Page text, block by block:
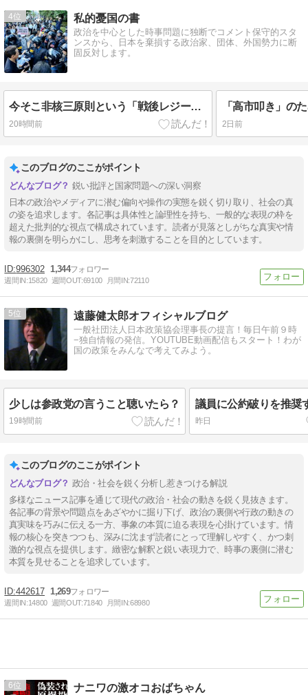
4 私的憂国の書
政治を中心とした時事問題に独断でコメント保守的スタ
ンスから、日本を棄損する政治家、団体、外国勢力に断
固反対します。
今そこ非核三原則という「戦後レジーム」を打ち破れ
20時間前 2日前
このブログのここがポイント
鋭い批評と国家問題への深い洞察
日本の政治やメディアに潜む偏向や操作の実態を鋭く切り取り、社会の真
の姿を追求します。各記事は具体性と論理性を持ち、一般的な表現の枠を
超えた批判的な視点で構成されています。読者が見落としがちな真実や情
報の裏側を明らかにし、思考を刺激することを目的としています。
996302 1,344
週間IN:15820 週間OUT:69100 月間IN:72110
5 遠藤健太郎オフィシャルブログ
一般社団法人日本政策協会理事長の提言！毎日午前９時
−独自情報の発信。YOUTUBE動画配信もスタート！わが
国の政策をみんなで考えてみよう。
少しは参政党の言うこと聴いたら？
19時間前
議員に公約破りを推奨
昨日
このブログのここがポイント
政治・社会を鋭く分析し惹きつける解説
多様なニュース記事を通じて現代の政治・社会の動きを鋭く見抜きます。
各記事の背景や問題点をあざやかに掘り下げ、政治の裏側や行政の動きの
真実味を巧みに伝える一方、事象の本質に迫る表現を心掛けています。情
報の核心を突きつつも、深みに沈まず読者にとって理解しやすく、かつ刺
激的な視点を提供します。緻密な解釈と鋭い表現力で、時事の裏側に潜む
本質を見せることを追求しています。
442617 1,269
週間IN:14800 週間OUT:71840 月間IN:68980
6 ナニワの激オコおばちゃん